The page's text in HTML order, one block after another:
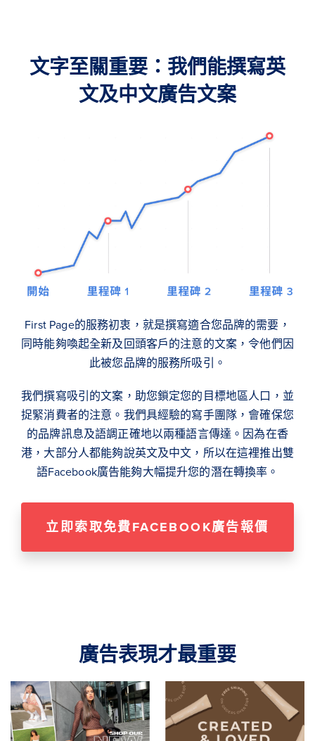
文字至關重要：我們能撰寫英
文及中文廣告文案
First Page的服務初衷，就是撰寫適合您品牌的需要，
同時能夠喚起全新及回頭客戶的注意的文案，令他們因
此被您品牌的服務所吸引。
我們撰寫吸引的文案，助您鎖定您的目標地區人口，並
捉緊消費者的注意。我們具經驗的寫手團隊，會確保您
的品牌訊息及語調正確地以兩種語言傳達。因為在香
港，大部分人都能夠說英文及中文，所以在這裡推出雙
語Facebook廣告能夠大幅提升您的潛在轉換率。
立即索取免費FACEBOOK廣告報價
廣告表現才最重要